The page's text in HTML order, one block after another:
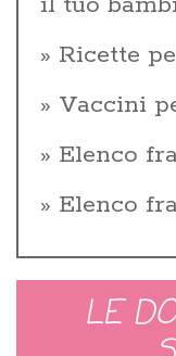
Ricette
Vaccini
Elenco
Elenco
LE